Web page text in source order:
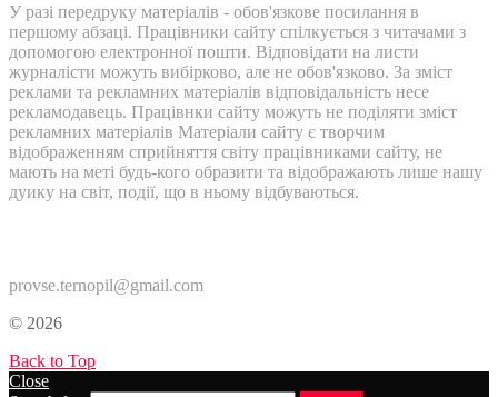
У разі передруку матеріалів - обов'язкове посилання в
першому абзаці. Працівники сайту спілкується з читачами з
допомогою електронної пошти. Відповідати на листи
журналісти можуть вибірково, але не обов'язково. За зміст
реклами та рекламних матеріалів відповідальність несе
рекламодавець. Працівнки сайту можуть не поділяти зміст
рекламних матеріалів Матеріали сайту є творчим
відображенням сприйняття світу працівниками сайту, не
мають на меті будь-кого образити та відображають лише нашу
дуику на світ, події, що в ньому відбуваються.
provse.ternopil@gmail.com
© 2026
Back to Top
Close